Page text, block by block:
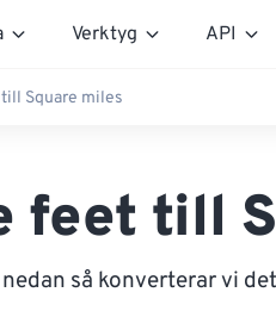
Verktyg API
Square miles
feet till
så konverterar vi